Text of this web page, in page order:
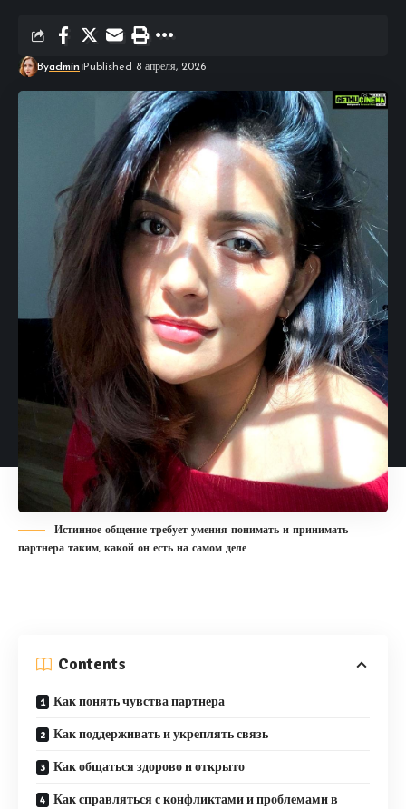
Byadmin Published 8 апреля, 2026
Истинное общение требует умения понимать и принимать
партнера таким, какой он есть на самом деле
Contents
Как понять чувства партнера
Как поддерживать и укреплять связь
Как общаться здорово и открыто
Как справляться с конфликтами и проблемами в